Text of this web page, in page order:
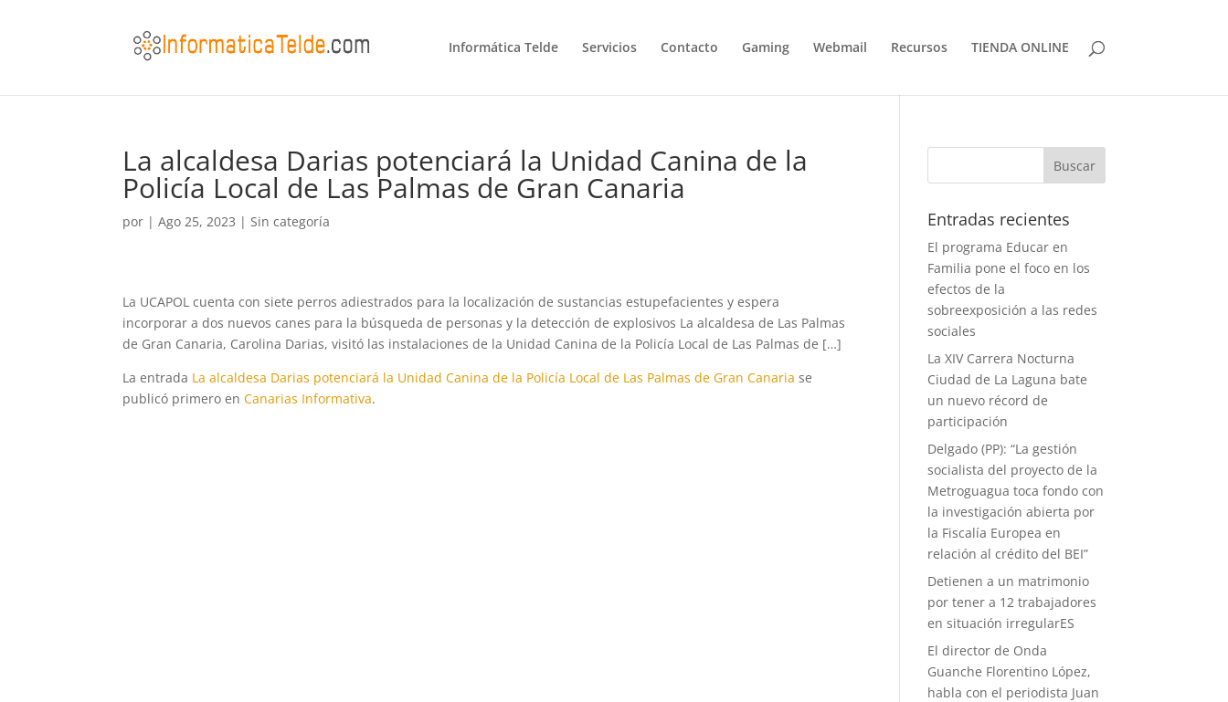
Informática Telde Servicios Contacto Gaming Webmail Recursos TIENDA ONLINE
La alcaldesa Darias potenciará la Unidad Canina de la
Policía Local de Las Palmas de Gran Canaria
por |Ago 25, 2023 |Sin categoría
La UCAPOL cuenta con siete perros adiestrados para la localización de sustancias estupefacientes y espera
incorporar a dos nuevos canes para la búsqueda de personas y la detección de explosivos La alcaldesa de Las Palmas
de Gran Canaria, Carolina Darias, visitó las instalaciones de la Unidad Canina de la Policía Local de Las Palmas de […]
La entrada La alcaldesa Darias potenciará la Unidad Canina de la Policía Local de Las Palmas de Gran Canaria se
publicó primero enCanarias Informativa.
Entradas recientes
El programa Educar en
Familia pone el foco en los
efectos de la
sobreexposición a las redes
sociales
La XIV Carrera Nocturna
Ciudad de La Laguna bate
un nuevo récord de
participación
Delgado (PP): “La gestión
socialista del proyecto de la
Metroguagua toca fondo con
la investigación abierta por
la Fiscalía Europea en
relación al crédito del BEI”
Detienen a un matrimonio
por tener a 12 trabajadores
en situación irregularES
El director de Onda
Guanche Florentino López,
habla con el periodista Juan